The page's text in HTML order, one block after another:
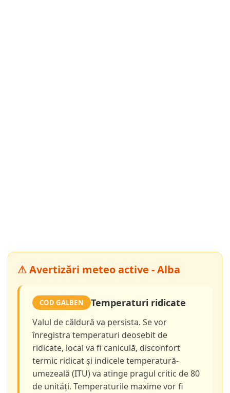
⚠ Avertizări meteo active - Alba
COD GALBEN Temperaturi ridicate
Valul de căldură va persista. Se vor
înregistra temperaturi deosebit de
ridicate, local va fi caniculă, disconfort
termic ridicat și indicele temperatură-
umezeală (ITU) va atinge pragul critic de 80
de unități. Temperaturile maxime vor fi